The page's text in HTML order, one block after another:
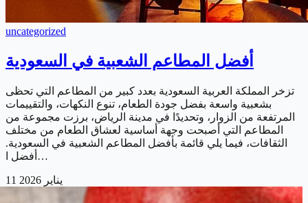
uncategorized
أفضل المطاعم الشعبية في السعودية
تزخر المملكة العربية السعودية بعدد كبير من المطاعم التي تحظى
بشعبية واسعة بفضل جودة الطعام، تنوع النكهات، والتقييمات
المرتفعة من الزوار، وتحديدًا في مدينة الرياض، برزت مجموعة من
المطاعم التي أصبحت وجهة أساسية لعشاق الطعام من مختلف
الثقافات، فيما يلي قائمة بأفضل المطاعم الشعبية في السعودية.
أفضل ا…
11 يناير 2026